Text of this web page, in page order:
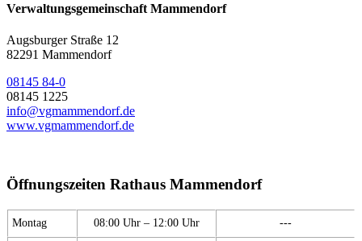
Verwaltungsgemeinschaft Mammendorf
Augsburger Straße 12
82291 Mammendorf
08145 84-0
08145 1225
info@vgmammendorf.de
www.vgmammendorf.de
Öffnungszeiten Rathaus Mammendorf
Montag 08:00 Uhr – 12:00 Uhr ---